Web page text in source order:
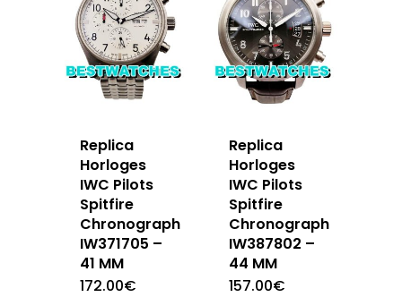
Replica
Horloges
IWC Pilots
Spitfire
Chronograph
IW371705 –
41 MM
172.00€
Replica
Horloges
IWC Pilots
Spitfire
Chronograph
IW387802 –
44 MM
157.00€